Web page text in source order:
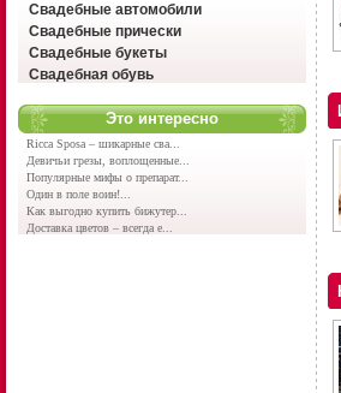
Свадебные автомобили
Свадебные прически
Свадебные букеты
Свадебная обувь
Это интересно
Ricca Sposa – шикарные сва...
Девичьи грезы, воплощенные...
Популярные мифы о препарат...
Один в поле воин!...
Как выгодно купить бижутер...
Доставка цветов – всегда е...